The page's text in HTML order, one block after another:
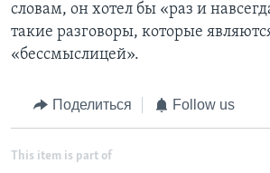
словам, он хотел бы «раз и
такие разговоры, которые
«бессмыслицей».
Поделиться Follow us
This item is part of